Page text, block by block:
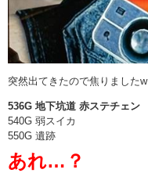
突然出てきたので焦りましたw
536G 地下坑道 赤ステチェン
540G 弱スイカ
550G 遺跡
あれ…？